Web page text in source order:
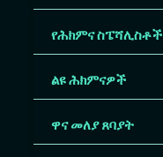
የሕክምና ስፔሻሊስቶች
ልዩ ሕክምናዎች
ዋና መለያ ጸባያት